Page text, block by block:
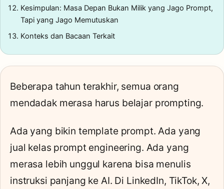
Kesimpulan: Masa Depan Bukan Milik yang Jago Prompt,
Tapi yang Jago Memutuskan
Konteks dan Bacaan Terkait
Beberapa tahun terakhir, semua orang
mendadak merasa harus belajar prompting.
Ada yang bikin template prompt. Ada yang
jual kelas prompt engineering. Ada yang
merasa lebih unggul karena bisa menulis
instruksi panjang ke AI. Di LinkedIn, TikTok, X,